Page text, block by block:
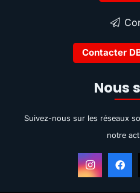
Contacter
Nous
Suivez-nous sur les réseaux
notre